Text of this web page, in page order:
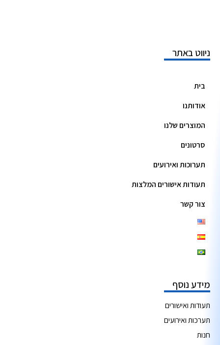
ניווט באתר
בית
אודותנו
המוצרים שלנו
סרטונים
תערוכות ואירועים
תעודות אישורים המלצות
צור קשר
מידע נוסף
תעודות ואישורים
תערכות ואירועים
חנות